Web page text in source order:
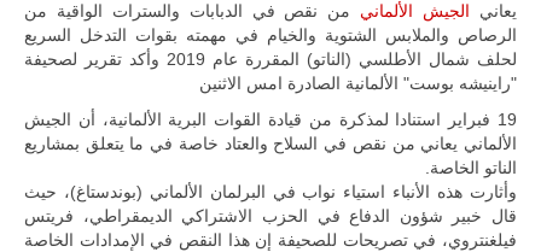
شرق البلاد
وغربها، وسط
حضور دولي
تقوده الولايات
المتحدة وشراكة
مباشرة مع
أطراف ليبية
منقسمة منذ…
للمزيد
يعاني الجيش الألماني من نقص في الدبابات والسترات الواقية من
الرصاص والملابس الشتوية والخيام في مهمته بقوات التدخل السريع
لحلف شمال الأطلسي (الناتو) المقررة عام 2019 وأكد تقرير لصحيفة
"راينيشه بوست" الألمانية الصادرة امس الاثنين
19 فبراير استنادا لمذكرة من قيادة القوات البرية الألمانية، أن الجيش
الألماني يعاني من نقص في السلاح والعتاد خاصة في ما يتعلق بمشاريع
الناتو الخاصة.
وأثارت هذه الأنباء استياء نواب في البرلمان الألماني (بوندستاغ)، حيث
قال خبير شؤون الدفاع في الحزب الاشتراكي الديمقراطي، فريتس
فيلغنتروي، في تصريحات للصحيفة إن هذا النقص في الإمدادات الخاصة